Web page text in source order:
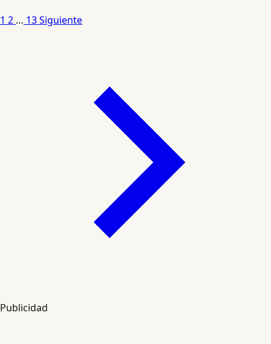
1 2 … 13Siguiente
Publicidad